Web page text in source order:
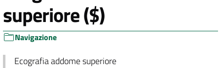
superiore ($)
Navigazione
Ecografia addome superiore